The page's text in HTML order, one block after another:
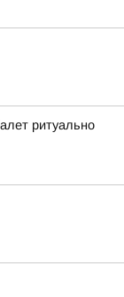
ритуально